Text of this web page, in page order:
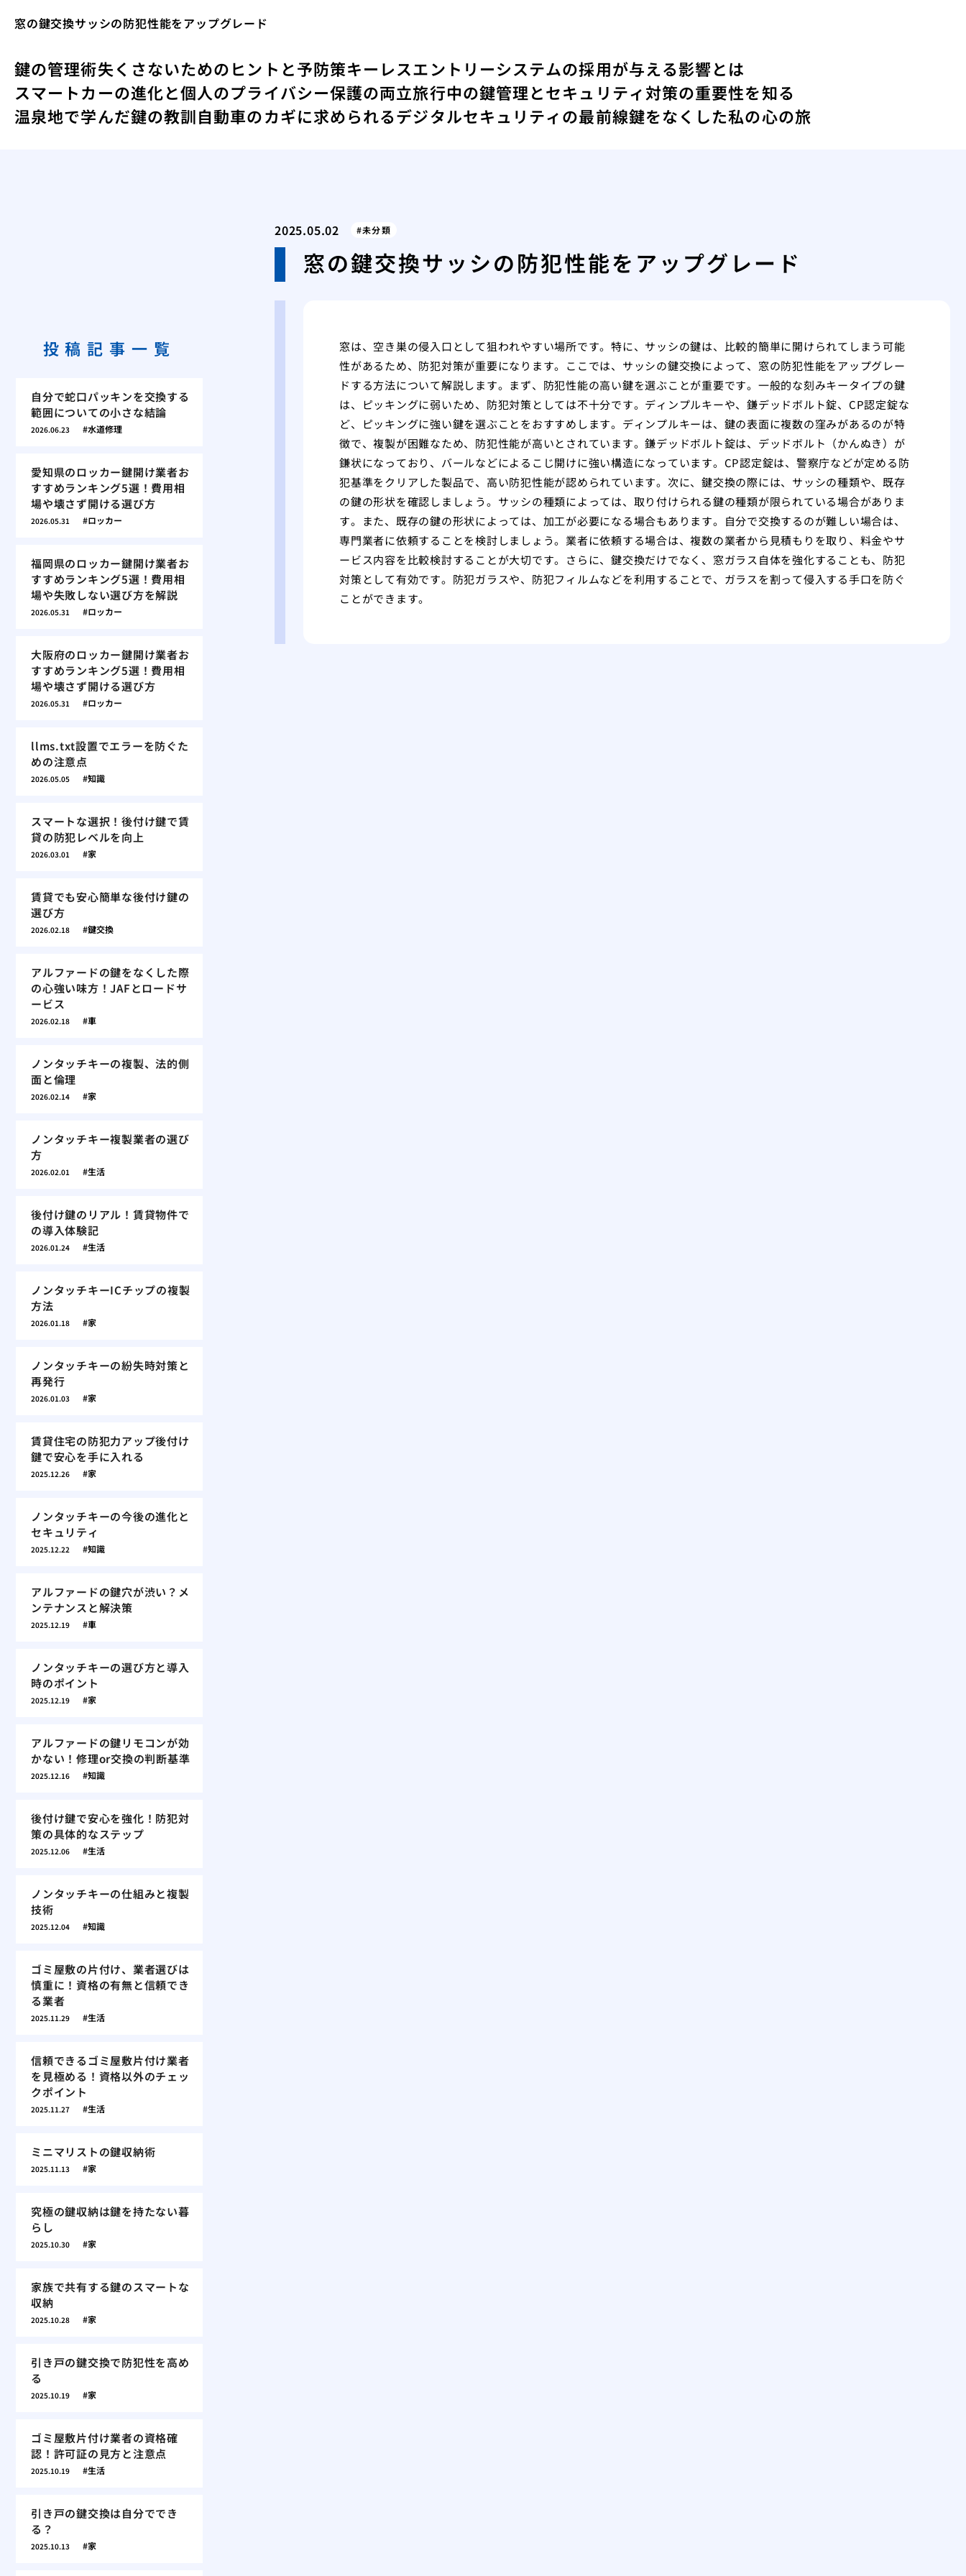
窓の鍵交換サッシの防犯性能をアップグレード
鍵の管理術失くさないためのヒントと予防策キーレスエントリーシステムの採用が与える影響とは
スマートカーの進化と個人のプライバシー保護の両立旅行中の鍵管理とセキュリティ対策の重要性を知る
温泉地で学んだ鍵の教訓自動車のカギに求められるデジタルセキュリティの最前線鍵をなくした私の心の旅
2025.05.02 未分類
窓の鍵交換サッシの防犯性能をアップグレード
窓は、空き巣の侵入口として狙われやすい場所です。特に、サッシの鍵は、比較的簡単に開けられてしまう可能
性があるため、防犯対策が重要になります。ここでは、サッシの鍵交換によって、窓の防犯性能をアップグレー
ドする方法について解説します。まず、防犯性能の高い鍵を選ぶことが重要です。一般的な刻みキータイプの鍵
は、ピッキングに弱いため、防犯対策としては不十分です。ディンプルキーや、鎌デッドボルト錠、CP認定錠な
ど、ピッキングに強い鍵を選ぶことをおすすめします。ディンプルキーは、鍵の表面に複数の窪みがあるのが特
徴で、複製が困難なため、防犯性能が高いとされています。鎌デッドボルト錠は、デッドボルト（かんぬき）が
鎌状になっており、バールなどによるこじ開けに強い構造になっています。CP認定錠は、警察庁などが定める防
犯基準をクリアした製品で、高い防犯性能が認められています。次に、鍵交換の際には、サッシの種類や、既存
の鍵の形状を確認しましょう。サッシの種類によっては、取り付けられる鍵の種類が限られている場合がありま
す。また、既存の鍵の形状によっては、加工が必要になる場合もあります。自分で交換するのが難しい場合は、
専門業者に依頼することを検討しましょう。業者に依頼する場合は、複数の業者から見積もりを取り、料金やサ
ービス内容を比較検討することが大切です。さらに、鍵交換だけでなく、窓ガラス自体を強化することも、防犯
対策として有効です。防犯ガラスや、防犯フィルムなどを利用することで、ガラスを割って侵入する手口を防ぐ
ことができます。
投稿記事一覧
自分で蛇口パッキンを交換する
範囲についての小さな結論
2026.06.23 水道修理
愛知県のロッカー鍵開け業者お
すすめランキング5選！費用相
場や壊さず開ける選び方
2026.05.31 ロッカー
福岡県のロッカー鍵開け業者お
すすめランキング5選！費用相
場や失敗しない選び方を解説
2026.05.31 ロッカー
大阪府のロッカー鍵開け業者お
すすめランキング5選！費用相
場や壊さず開ける選び方
2026.05.31 ロッカー
llms.txt設置でエラーを防ぐた
めの注意点
2026.05.05 知識
スマートな選択！後付け鍵で賃
貸の防犯レベルを向上
2026.03.01 家
賃貸でも安心簡単な後付け鍵の
選び方
2026.02.18 鍵交換
アルファードの鍵をなくした際
の心強い味方！JAFとロードサ
ービス
2026.02.18 車
ノンタッチキーの複製、法的側
面と倫理
2026.02.14 家
ノンタッチキー複製業者の選び
方
2026.02.01 生活
後付け鍵のリアル！賃貸物件で
の導入体験記
2026.01.24 生活
ノンタッチキーICチップの複製
方法
2026.01.18 家
ノンタッチキーの紛失時対策と
再発行
2026.01.03 家
賃貸住宅の防犯力アップ後付け
鍵で安心を手に入れる
2025.12.26 家
ノンタッチキーの今後の進化と
セキュリティ
2025.12.22 知識
アルファードの鍵穴が渋い？メ
ンテナンスと解決策
2025.12.19 車
ノンタッチキーの選び方と導入
時のポイント
2025.12.19 家
アルファードの鍵リモコンが効
かない！修理or交換の判断基準
2025.12.16 知識
後付け鍵で安心を強化！防犯対
策の具体的なステップ
2025.12.06 生活
ノンタッチキーの仕組みと複製
技術
2025.12.04 知識
ゴミ屋敷の片付け、業者選びは
慎重に！資格の有無と信頼でき
る業者
2025.11.29 生活
信頼できるゴミ屋敷片付け業者
を見極める！資格以外のチェッ
クポイント
2025.11.27 生活
ミニマリストの鍵収納術
2025.11.13 家
究極の鍵収納は鍵を持たない暮
らし
2025.10.30 家
家族で共有する鍵のスマートな
収納
2025.10.28 家
引き戸の鍵交換で防犯性を高め
る
2025.10.19 家
ゴミ屋敷片付け業者の資格確
認！許可証の見方と注意点
2025.10.19 生活
引き戸の鍵交換は自分ででき
る？
2025.10.13 家